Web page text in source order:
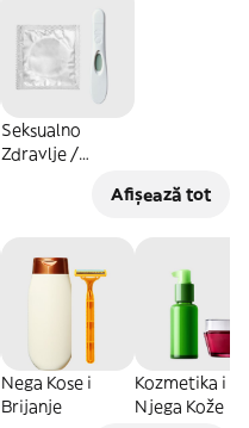
Seksualno
Zdravlje /
Afișează tot
Nega Kose i
Brijanje
Kozmetika i
Njega Kože